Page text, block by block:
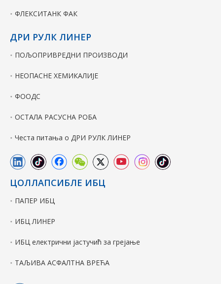
ФЛЕКСИТАНК ФАК
ДРИ РУЛК ЛИНЕР
ПОЉОПРИВРЕДНИ ПРОИЗВОДИ
НЕОПАСНЕ ХЕМИКАЛИЈЕ
ФООДС
ОСТАЛА РАСУСНА РОБА
Честа питања о ДРИ РУЛК ЛИНЕР
ЦОЛЛАПСИБЛЕ ИБЦ
ПАПЕР ИБЦ
ИБЦ ЛИНЕР
ИБЦ електрични јастучић за грејање
ТАЉИВА АСФАЛТНА ВРЕЋА